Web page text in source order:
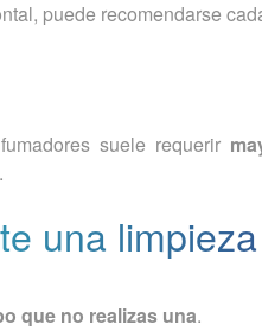
puede recomendarse
suele requerir
una
que no realizas una.